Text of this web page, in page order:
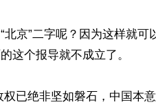
北京”二字呢？因为这样就可
这个报导就不成立了。
已绝非坚如磐石，中国本